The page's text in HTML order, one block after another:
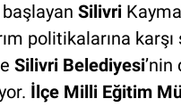
Silivri
politikalarına
Silivri Belediyesi’nin
İlçe Milli Eğitim